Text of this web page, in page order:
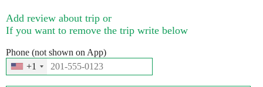
Add review about trip or
If you want to remove the trip write below
Phone (not shown on App)
+1